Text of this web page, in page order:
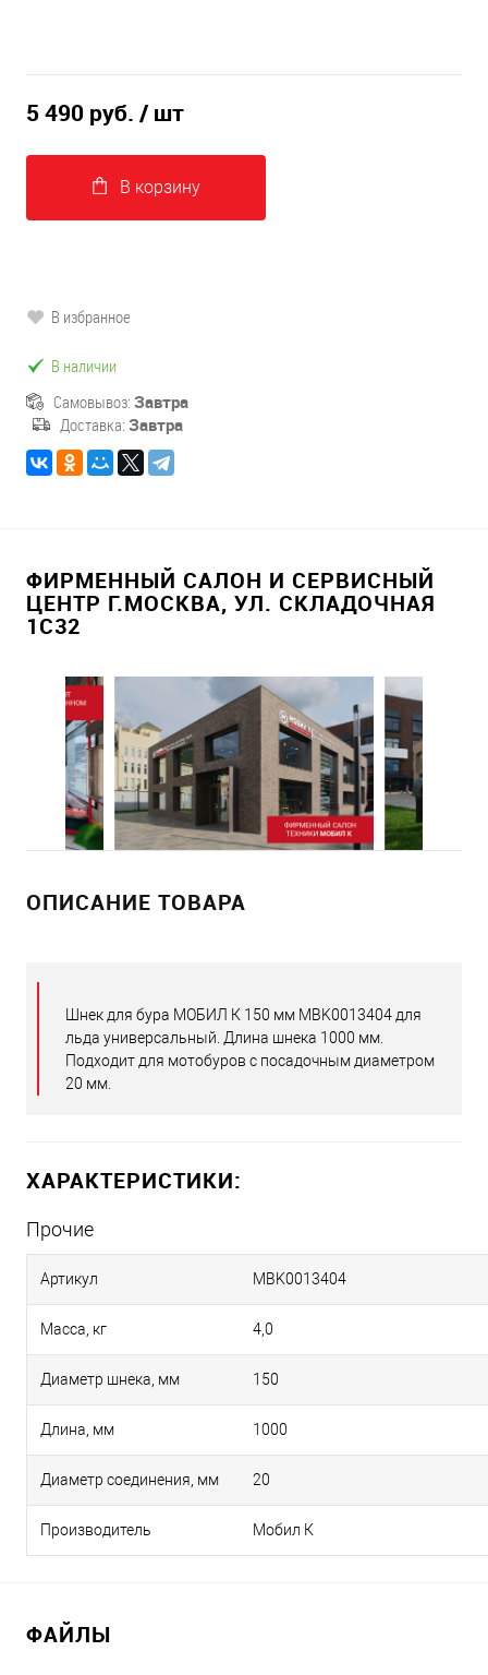
5 490 руб. / шт
В корзину
В избранное
В наличии
Самовывоз: Завтра
Доставка: Завтра
ФИРМЕННЫЙ САЛОН И СЕРВИСНЫЙ
ЦЕНТР Г.МОСКВА, УЛ. СКЛАДОЧНАЯ
1С32
ОПИСАНИЕ ТОВАРА
Шнек для бура МОБИЛ К 150 мм MBK0013404 для
льда универсальный. Длина шнека 1000 мм.
Подходит для мотобуров с посадочным диаметром
20 мм.
ХАРАКТЕРИСТИКИ:
Прочие
Артикул MBK0013404
Масса, кг 4,0
Диаметр шнека, мм 150
Длина, мм 1000
Диаметр соединения, мм 20
Производитель Мобил К
ФАЙЛЫ